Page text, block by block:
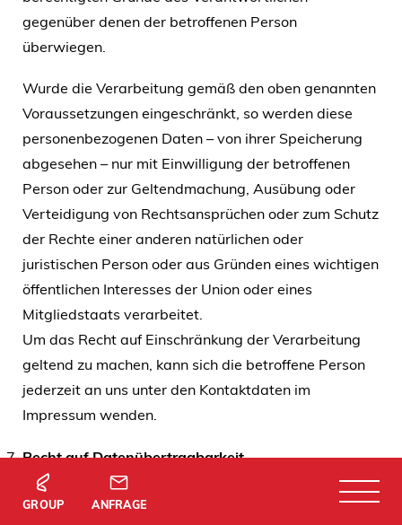
ANFRAGE
GROUP
gegenüber denen der betroffenen Person
überwiegen.
Wurde die Verarbeitung gemäß den oben genannten
Voraussetzungen eingeschränkt, so werden diese
personenbezogenen Daten – von ihrer Speicherung
abgesehen – nur mit Einwilligung der betroffenen
Person oder zur Geltendmachung, Ausübung oder
Verteidigung von Rechtsansprüchen oder zum Schutz
der Rechte einer anderen natürlichen oder
juristischen Person oder aus Gründen eines wichtigen
öffentlichen Interesses der Union oder eines
Mitgliedstaats verarbeitet.
Um das Recht auf Einschränkung der Verarbeitung
geltend zu machen, kann sich die betroffene Person
jederzeit an uns unter den Kontaktdaten im
Impressum wenden.
Recht auf Datenübertragbarkeit
Sie haben das Recht, die Sie betreffenden
personenbezogenen Daten, die Sie uns bereitgestellt